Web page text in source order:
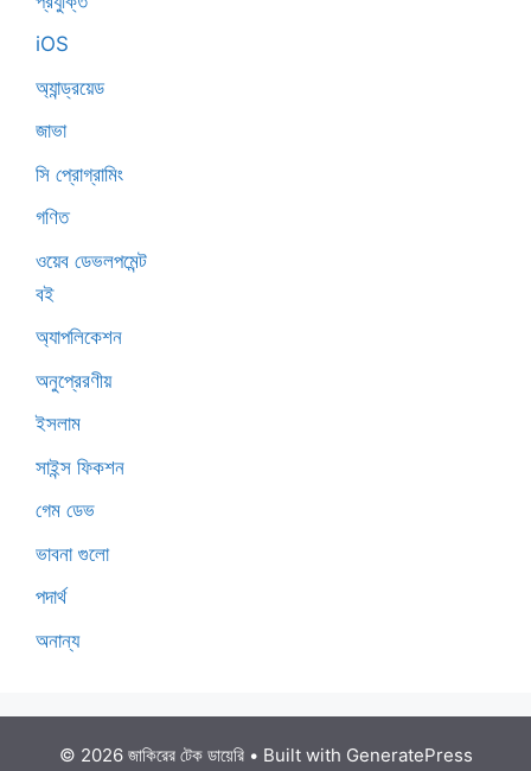
iOS
অ্যান্ড্রয়েড
জাভা
সি প্রোগ্রামিং
গণিত
ওয়েব ডেভলপমেন্ট
বই
অ্যাপলিকেশন
অনুপ্রেরণীয়
ইসলাম
সাইন্স ফিকশন
গেম ডেভ
ভাবনা গুলো
পদার্থ
অনান্য
© 2026 জাকিরের টেক ডায়েরি• Built with GeneratePress